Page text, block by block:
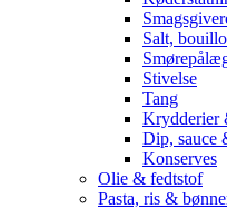
Salt,
Stivelse
Tang
Krydderier
Dip, sauce
Konserves
Olie & fedtstof
Pasta, ris &